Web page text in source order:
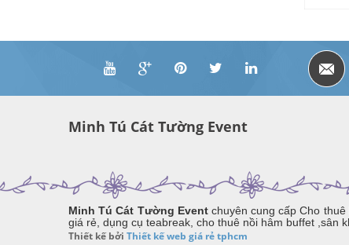
Minh Tú Cát Tường Event
Minh Tú Cát Tường Eventchuyên cung cấp Cho
giá rẻ, dụng cụ teabreak, cho thuê nồi hâm buffet ,sân
Thiết kế bởi Thiết kế web giá rẻ tphcm